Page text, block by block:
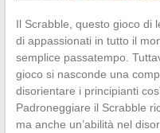
Il Scrabble, questo gioco di
di appassionati in tutto il
semplice passatempo.
gioco si nasconde una
disorientare i principianti
Padroneggiare il Scrabble
ma anche un’abilità nel